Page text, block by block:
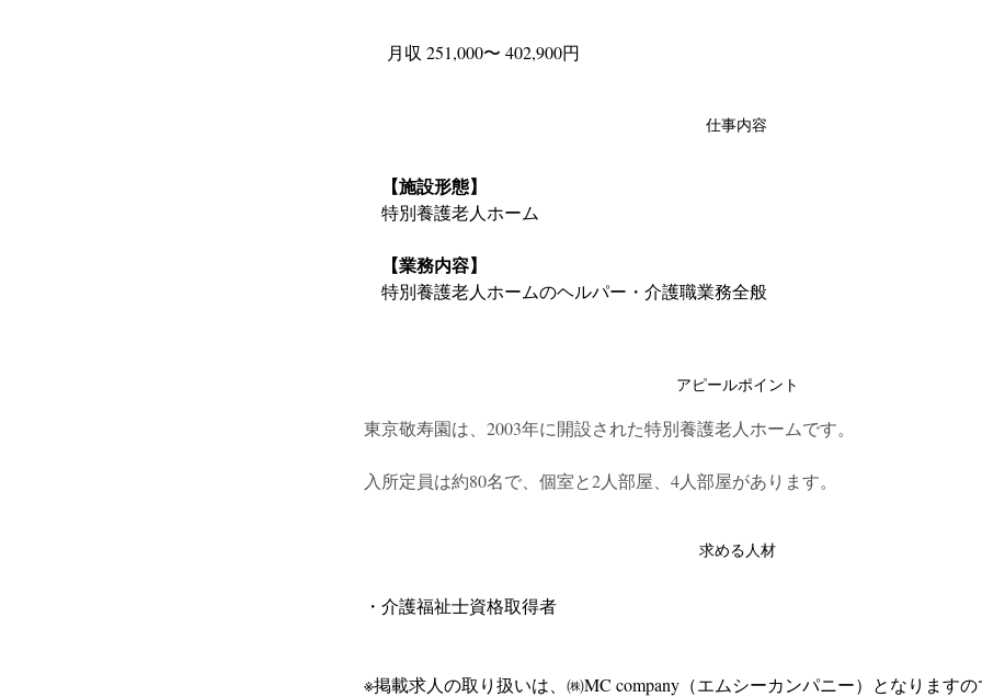
月収 251,000〜 402,900円
仕事内容
【施設形態】
特別養護老人ホーム
【業務内容】
特別養護老人ホームのヘルパー・介護職業務全般
アピールポイント
東京敬寿園は、2003年に開設された特別養護老人ホームです。
入所定員は約80名で、個室と2人部屋、4人部屋があります。
求める人材
・介護福祉士資格取得者
※掲載求人の取り扱いは、㈱MC company（エムシーカンパニー）となりますの